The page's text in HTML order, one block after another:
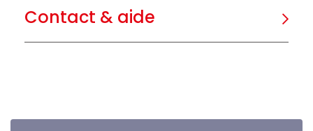
Contact & aide